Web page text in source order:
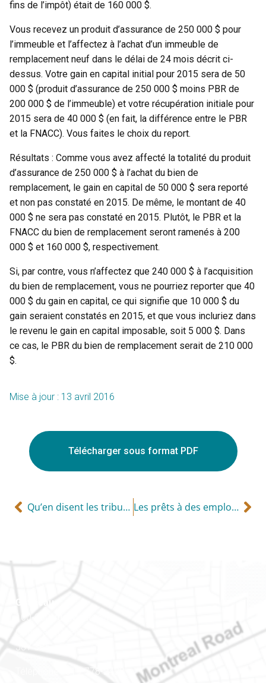
fins de l’impôt) était de 160 000 $.
Vous recevez un produit d’assurance de 250 000 $ pour
l’immeuble et l’affectez à l’achat d’un immeuble de
remplacement neuf dans le délai de 24 mois décrit ci-
dessus. Votre gain en capital initial pour 2015 sera de 50
000 $ (produit d’assurance de 250 000 $ moins PBR de
200 000 $ de l’immeuble) et votre récupération initiale pour
2015 sera de 40 000 $ (en fait, la différence entre le PBR
et la FNACC). Vous faites le choix du report.
Résultats : Comme vous avez affecté la totalité du produit
d’assurance de 250 000 $ à l’achat du bien de
remplacement, le gain en capital de 50 000 $ sera reporté
et non pas constaté en 2015. De même, le montant de 40
000 $ ne sera pas constaté en 2015. Plutôt, le PBR et la
FNACC du bien de remplacement seront ramenés à 200
000 $ et 160 000 $, respectivement.
Si, par contre, vous n’affectez que 240 000 $ à l’acquisition
du bien de remplacement, vous ne pourriez reporter que 40
000 $ du gain en capital, ce qui signifie que 10 000 $ du
gain seraient constatés en 2015, et que vous incluriez dans
le revenu le gain en capital imposable, soit 5 000 $. Dans
ce cas, le PBR du bien de remplacement serait de 210 000
$.
Mise à jour : 13 avril 2016
Télécharger sous format PDF
Qu’en disent les tribunaux? Les prêts à des employés à faible taux d’intérêt
Gatineau
100-200, rue Montcalm
Gatineau (Québec)
J8Y 3B5
Téléphone : 819-778-2428